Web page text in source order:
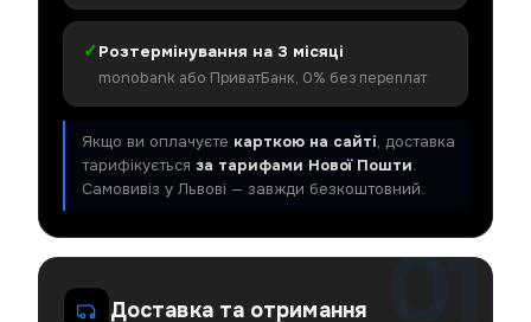
✓Розтермінування на 3 місяці
monobank або ПриватБанк, 0% без переплат
Якщо ви оплачуєте карткою на сайті, доставка
тарифікується за тарифами Нової Пошти.
Самовивіз у Львові — завжди безкоштовний.
Доставка та отримання